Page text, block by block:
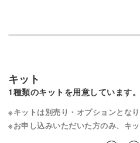
キット
1種類のキットを用意しています。
※キットは別売り・オプションとなり
※お申し込みいただいた方のみ、キッ